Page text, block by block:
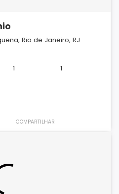
Rio de Janeiro, RJ
1 1
COMPARTILHAR